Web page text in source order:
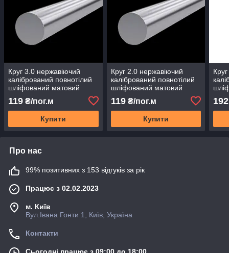
Круг 3.0 нержавіючий
калібрований повнотілий
шліфований матовий
нержавіюча сталь діаметр
3 мм
119 ₴/пог.м
Купити
Круг 2.0 нержавіючий
калібрований повнотілий
шліфований матовий
нержавіюча сталь діаметр
2 мм
119₴/пог.м
Купити
7
192
Про нас
99% позитивних з 153 відгуків за рік
Працює з 02.02.2023
м. Київ
Вул.Івана Гонти 1, Київ, Україна
Контакти